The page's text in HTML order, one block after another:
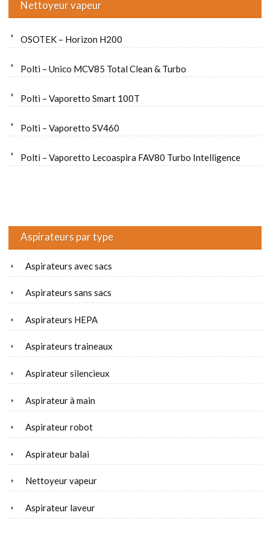
Nettoyeur vapeur
OSOTEK – Horizon H200
Polti – Unico MCV85 Total Clean & Turbo
Polti – Vaporetto Smart 100T
Polti – Vaporetto SV460
Polti – Vaporetto Lecoaspira FAV80 Turbo Intelligence
Aspirateurs par type
Aspirateurs avec sacs
Aspirateurs sans sacs
Aspirateurs HEPA
Aspirateurs traineaux
Aspirateur silencieux
Aspirateur à main
Aspirateur robot
Aspirateur balai
Nettoyeur vapeur
Aspirateur laveur